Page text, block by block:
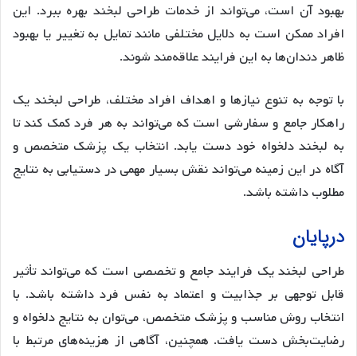
بهبود آن است، می‌تواند از خدمات طراحی لبخند بهره ببرد. این
افراد ممکن است به دلایل مختلفی مانند تمایل به تغییر یا بهبود
ظاهر دندان‌ها به این فرایند علاقه‌مند شوند.
با توجه به تنوع نیازها و اهداف افراد مختلف، طراحی لبخند یک
راهکار جامع و سفارشی است که می‌تواند به هر فرد کمک کند تا
به لبخند دلخواه خود دست یابد. انتخاب یک پزشک متخصص و
آگاه در این زمینه می‌تواند نقش بسیار مهمی در دستیابی به نتایج
مطلوب داشته باشد.
درپایان
طراحی لبخند یک فرایند جامع و تخصصی است که می‌تواند تأثیر
قابل توجهی بر جذابیت و اعتماد به نفس فرد داشته باشد. با
انتخاب روش مناسب و پزشک متخصص، می‌توان به نتایج دلخواه و
رضایت‌بخش دست یافت. همچنین، آگاهی از هزینه‌های مرتبط با